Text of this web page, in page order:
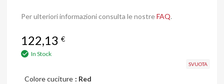
Per ulteriori informazioni consulta le nostreFAQ.
122,13 €
In Stock
Colore cuciture : Red
SVUOTA